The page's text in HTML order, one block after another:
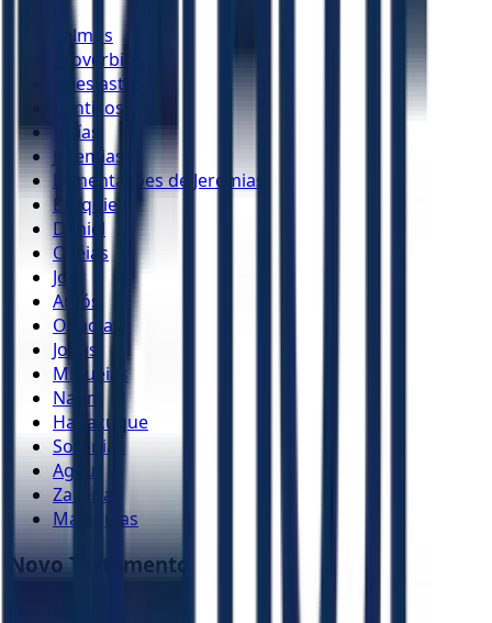
Salmos
Provérbios
Eclesiastes
Cânticos
Isaías
Jeremias
Lamentações de Jeremias
Ezequiel
Daniel
Oséias
Joel
Amós
Obadias
Jonas
Miquéias
Naum
Habacuque
Sofonias
Ageu
Zacarias
Malaquias
Novo Testamento